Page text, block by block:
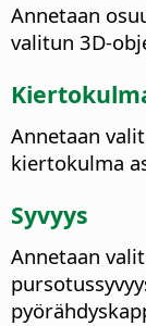
Annetaan
valitun 3D-
Annetaan
kiertokulma
Syvyys
Annetaan